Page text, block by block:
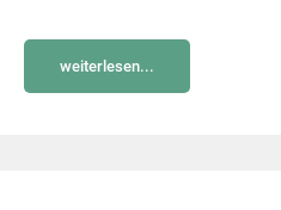
weiterlesen...